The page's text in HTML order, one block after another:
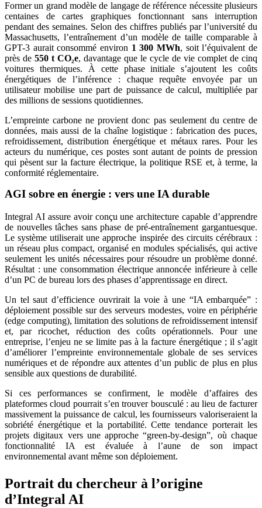
Former un grand modèle de langage de référence nécessite plusieurs
centaines de cartes graphiques fonctionnant sans interruption
pendant des semaines. Selon des chiffres publiés par l’université du
Massachusetts, l’entraînement d’un modèle de taille comparable à
GPT-3 aurait consommé environ 1 300 MWh, soit l’équivalent de
près de 550 t CO₂e, davantage que le cycle de vie complet de cinq
voitures thermiques. À cette phase initiale s’ajoutent les coûts
énergétiques de l’inférence : chaque requête envoyée par un
utilisateur mobilise une part de puissance de calcul, multipliée par
des millions de sessions quotidiennes.
L’empreinte carbone ne provient donc pas seulement du centre de
données, mais aussi de la chaîne logistique : fabrication des puces,
refroidissement, distribution énergétique et métaux rares. Pour les
acteurs du numérique, ces postes sont autant de points de pression
qui pèsent sur la facture électrique, la politique RSE et, à terme, la
conformité réglementaire.
AGI sobre en énergie : vers une IA durable
Integral AI assure avoir conçu une architecture capable d’apprendre
de nouvelles tâches sans phase de pré-entraînement gargantuesque.
Le système utiliserait une approche inspirée des circuits cérébraux :
un réseau plus compact, organisé en modules spécialisés, qui active
seulement les unités nécessaires pour résoudre un problème donné.
Résultat : une consommation électrique annoncée inférieure à celle
d’un PC de bureau lors des phases d’apprentissage en direct.
Un tel saut d’efficience ouvrirait la voie à une “IA embarquée” :
déploiement possible sur des serveurs modestes, voire en périphérie
(edge computing), limitation des solutions de refroidissement intensif
et, par ricochet, réduction des coûts opérationnels. Pour une
entreprise, l’enjeu ne se limite pas à la facture énergétique ; il s’agit
d’améliorer l’empreinte environnementale globale de ses services
numériques et de répondre aux attentes d’un public de plus en plus
sensible aux questions de durabilité.
Si ces performances se confirment, le modèle d’affaires des
plateformes cloud pourrait s’en trouver bousculé : au lieu de facturer
massivement la puissance de calcul, les fournisseurs valoriseraient la
sobriété énergétique et la portabilité. Cette tendance porterait les
projets digitaux vers une approche “green-by-design”, où chaque
fonctionnalité IA est évaluée à l’aune de son impact
environnemental avant même son déploiement.
Portrait du chercheur à l’origine
d’Integral AI